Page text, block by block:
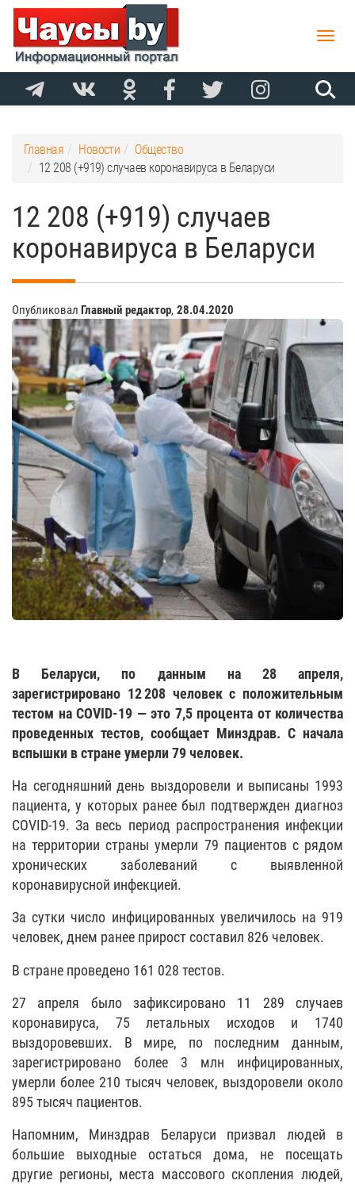
Toggle
Главная Новости
Общество
12 208 (+919) случаев коронавируса в Беларуси
12 208 (+919) случаев
коронавируса в Беларуси
Опубликовал Главный редактор, 28.04.2020
В Беларуси, по данным на 28 апреля,
зарегистрировано 12 208 человек с положительным
тестом на COVID-19 — это 7,5 процента от количества
проведенных тестов, сообщает Минздрав. С начала
вспышки в стране умерли 79 человек.
На сегодняшний день выздоровели и выписаны 1993
пациента, у которых ранее был подтвержден диагноз
COVID-19. За весь период распространения инфекции
на территории страны умерли 79 пациентов с рядом
хронических заболеваний с выявленной
коронавирусной инфекцией.
За сутки число инфицированных увеличилось на 919
человек, днем ранее прирост составил 826 человек.
В стране проведено 161 028 тестов.
27 апреля было зафиксировано 11 289 случаев
коронавируса, 75 летальных исходов и 1740
выздоровевших. В мире, по последним данным,
зарегистрировано более 3 млн инфицированных,
умерли более 210 тысяч человек, выздоровели около
895 тысяч пациентов.
Напомним, Минздрав Беларуси призвал людей в
большие выходные остаться дома, не посещать
другие регионы, места массового скопления людей,